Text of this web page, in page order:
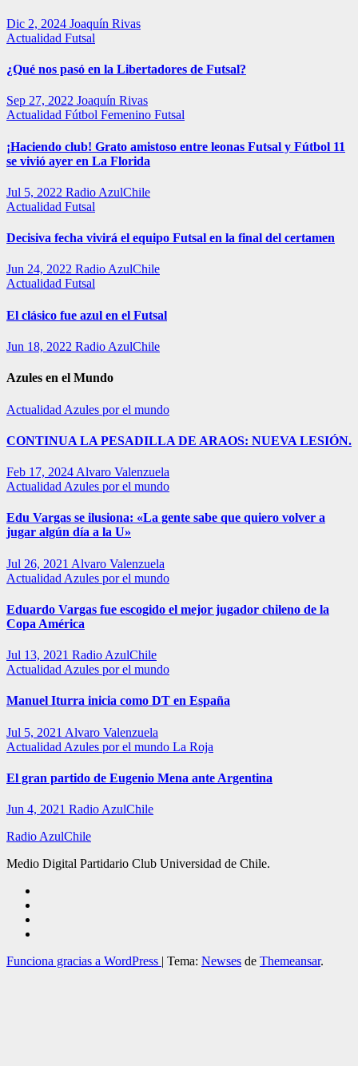
Dic 2, 2024 Joaquín Rivas
Actualidad Futsal
¿Qué nos pasó en la Libertadores de Futsal?
Sep 27, 2022 Joaquín Rivas
Actualidad Fútbol Femenino Futsal
¡Haciendo club! Grato amistoso entre leonas Futsal y Fútbol 11
se vivió ayer en La Florida
Jul 5, 2022 Radio AzulChile
Actualidad Futsal
Decisiva fecha vivirá el equipo Futsal en la final del certamen
Jun 24, 2022 Radio AzulChile
Actualidad Futsal
El clásico fue azul en el Futsal
Jun 18, 2022 Radio AzulChile
Azules en el Mundo
Actualidad Azules por el mundo
CONTINUA LA PESADILLA DE ARAOS: NUEVA LESIÓN.
Feb 17, 2024 Alvaro Valenzuela
Actualidad Azules por el mundo
Edu Vargas se ilusiona: «La gente sabe que quiero volver a
jugar algún día a la U»
Jul 26, 2021 Alvaro Valenzuela
Actualidad Azules por el mundo
Eduardo Vargas fue escogido el mejor jugador chileno de la
Copa América
Jul 13, 2021 Radio AzulChile
Actualidad Azules por el mundo
Manuel Iturra inicia como DT en España
Jul 5, 2021 Alvaro Valenzuela
Actualidad Azules por el mundo La Roja
El gran partido de Eugenio Mena ante Argentina
Jun 4, 2021 Radio AzulChile
Radio AzulChile
Medio Digital Partidario Club Universidad de Chile.
Funciona gracias a WordPress | Tema: Newses de Themeansar.